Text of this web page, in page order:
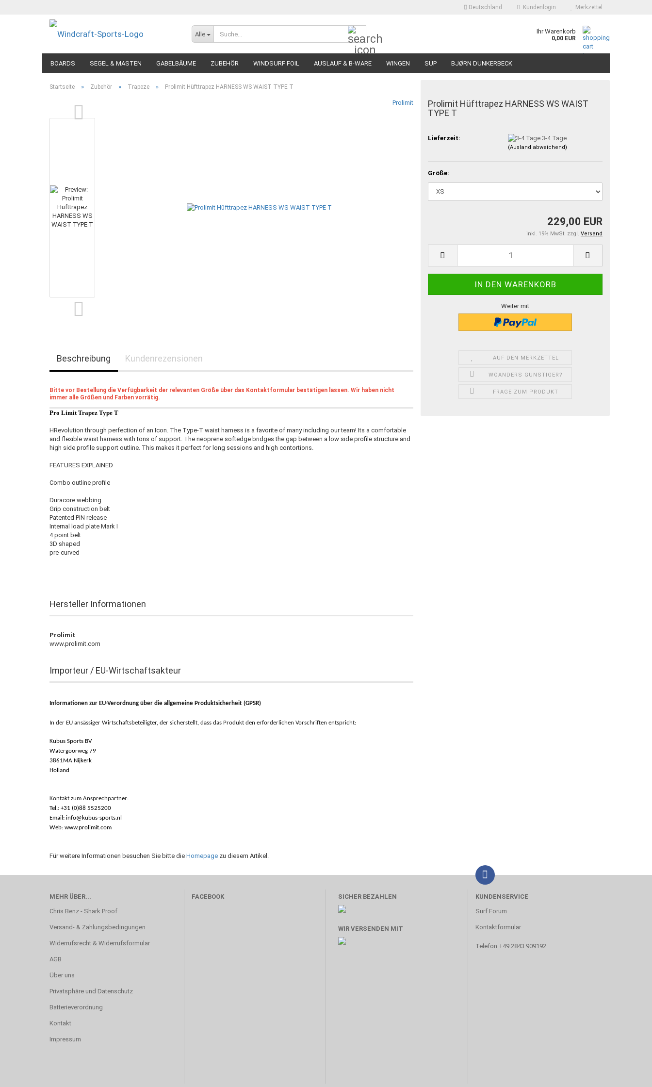
Deutschland Kundenlogin Merkzettel
Alle Ihr Warenkorb
0,00 EUR
BOARDS SEGEL & MASTEN GABELBÄUME ZUBEHÖR WINDSURF FOIL AUSLAUF & B-WARE WINGEN SUP BJØRN DUNKERBECK
Startseite » Zubehör » Trapeze » Prolimit Hüfttrapez HARNESS WS WAIST TYPE T
Prolimit
Prolimit Hüfttrapez HARNESS WS WAIST
TYPE T
Lieferzeit: 3-4 Tage
(Ausland abweichend)
Größe:
229,00 EUR
inkl. 19% MwSt. zzgl. Versand
Weiter mit
AUF DEN MERKZETTEL
WOANDERS GÜNSTIGER?
FRAGE ZUM PRODUKT
Beschreibung Kundenrezensionen
Bitte vor Bestellung die Verfügbarkeit der relevanten Größe über das Kontaktformular bestätigen lassen. Wir haben nicht
immer alle Größen und Farben vorrätig.
Pro Limit Trapez Type T
HRevolution through perfection of an Icon. The Type-T waist harness is a favorite of many including our team! Its a comfortable
and flexible waist harness with tons of support. The neoprene softedge bridges the gap between a low side profile structure and
high side profile support outline. This makes it perfect for long sessions and high contortions.
FEATURES EXPLAINED
Combo outline profile
Duracore webbing
Grip construction belt
Patented PIN release
Internal load plate Mark I
4 point belt
3D shaped
pre-curved
Hersteller Informationen
Prolimit
www.prolimit.com
Importeur / EU-Wirtschaftsakteur
Informationen zur EU-Verordnung über die allgemeine Produktsicherheit (GPSR)
In der EU ansässiger Wirtschaftsbeteiligter, der sicherstellt, dass das Produkt den erforderlichen Vorschriften entspricht:
Kubus Sports BV
Watergoorweg 79
3861MA Nijkerk
Holland
Kontakt zum Ansprechpartner:
Tel.: +31 (0)88 5525200
Email: info@kubus-sports.nl
Web: www.prolimit.com
Für weitere Informationen besuchen Sie bitte die Homepage zu diesem Artikel.
MEHR ÜBER...
Chris Benz - Shark Proof
Versand- & Zahlungsbedingungen
Widerrufsrecht & Widerrufsformular
AGB
Über uns
Privatsphäre und Datenschutz
Batterieverordnung
Kontakt
Impressum
FACEBOOK SICHER BEZAHLEN
WIR VERSENDEN MIT
KUNDENSERVICE
Surf Forum
Kontaktformular
Telefon +49.2843 909192